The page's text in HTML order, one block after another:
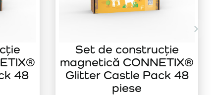
48
Set de construcție
magnetică CONNETIX®
Glitter Castle Pack 48
piese